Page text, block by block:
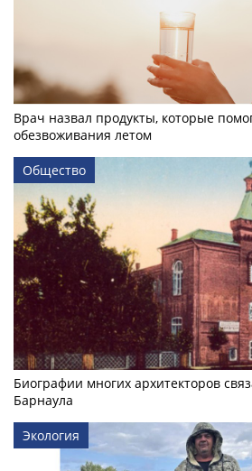
Врач назвал продукты, которые
обезвоживания летом
Общество
Биографии многих архитекторов
Барнаула
Экология